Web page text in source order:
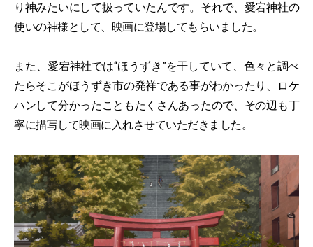
り神みたいにして扱っていたんです。それで、愛宕神社の
使いの神様として、映画に登場してもらいました。
また、愛宕神社では“ほうずき”を干していて、色々と調べ
たらそこがほうずき市の発祥である事がわかったり、ロケ
ハンして分かったこともたくさんあったので、その辺も丁
寧に描写して映画に入れさせていただきました。